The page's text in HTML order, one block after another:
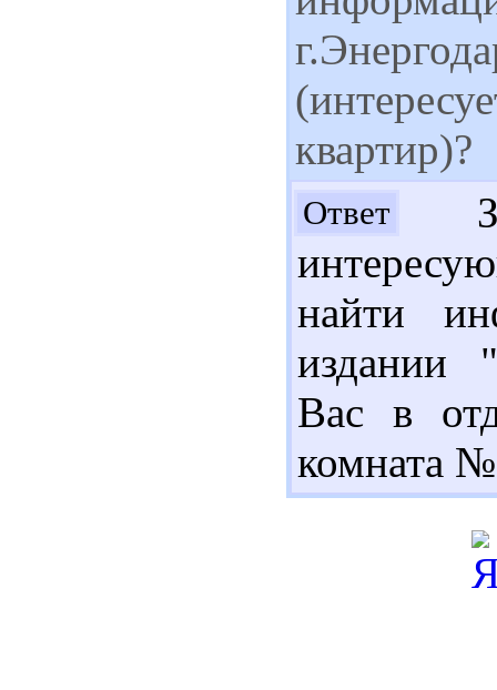
квартир)?
Ответ
найти
издании
Вас в
комната